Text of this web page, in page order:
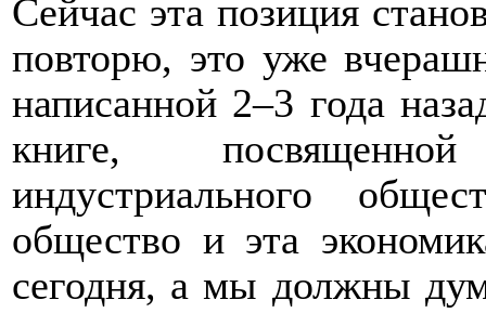
Сейчас эта позиция
повторю, это уже
написанной 2–3 года
книге,
индустриального
общество и эта
сегодня, а мы должны